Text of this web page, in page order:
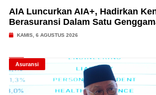
AIA Luncurkan AIA+, Hadirkan
Berasuransi Dalam Satu
KAMIS, 6 AGUSTUS 2026
Asuransi